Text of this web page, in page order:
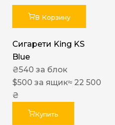
В Корзину
Сигарети King KS
Blue
₴540 за блок
$500 за ящик≈ 22 500
₴
Купить